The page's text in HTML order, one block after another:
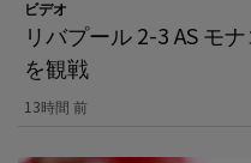
ビデオ
リバプール 2-3 AS モ
を観戦
13時間 前